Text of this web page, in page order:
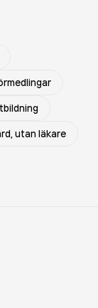
utan läkare